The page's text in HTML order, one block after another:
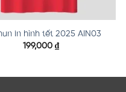
in hình tết 2025 AIN03
199,000₫